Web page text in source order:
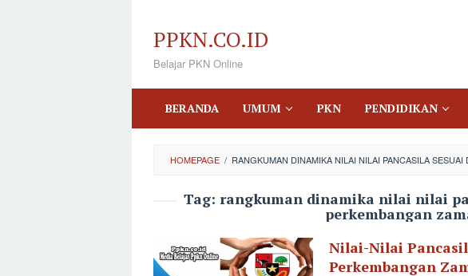
konten
PPKN.CO.ID
Belajar PKN Online
BERANDA UMUM PKN PENDIDIKAN
HOMEPAGE / RANGKUMAN DINAMIKA NILAI NILAI PANCASILA
Tag: rangkuman dinamika nilai nilai
perkembangan
Nilai-Nilai
Perkembangan